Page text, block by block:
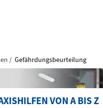
VON A BIS Z
Gefährdungsbeurteilung